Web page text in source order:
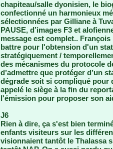
chapiteau/salle dyonisien, le
confectionné un harmonieux
sélectionnées par Gilliane à
PAUSE, d’images F3 et
message est complet..
battre pour l'obtension d'un
stratégiquement /
des mécanismes du protocole
d’admettre que protéger d’un
dégrade soit si compliqué pour
appelé le siège à la fin du
l'émission pour proposer son
J6
Rien à dire, ça s'est bien
enfants visiteurs sur les
visionnaient tantôt le Thalassa